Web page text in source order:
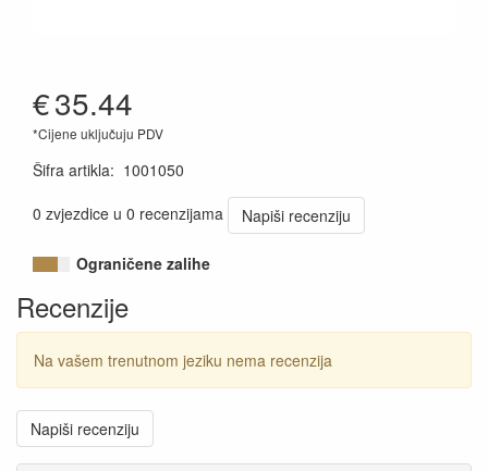
€35.44
*Cijene uključuju PDV
Šifra artikla: 1001050
0 zvjezdice u 0 recenzijama
Napiši recenziju
Ograničene zalihe
Recenzije
Na vašem trenutnom jeziku nema recenzija
Napiši recenziju